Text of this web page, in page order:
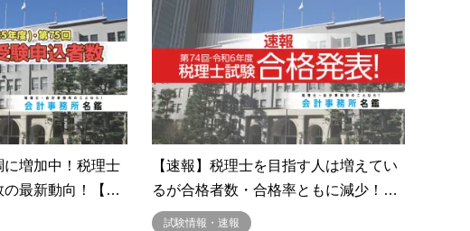
増加中！税理士
の最新動向！【…
【速報】税理士を目指す人は増えてい
るが合格者数・合格率ともに減少！…
試験情報・速報